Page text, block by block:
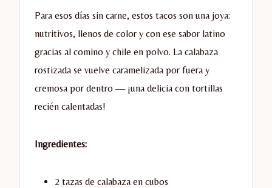
Para esos días sin carne, estos tacos son una joya:
nutritivos, llenos de color y con ese sabor latino
gracias al comino y chile en polvo. La calabaza
rostizada se vuelve caramelizada por fuera y
cremosa por dentro — ¡una delicia con tortillas
recién calentadas!
Ingredientes:
2 tazas de calabaza en cubos